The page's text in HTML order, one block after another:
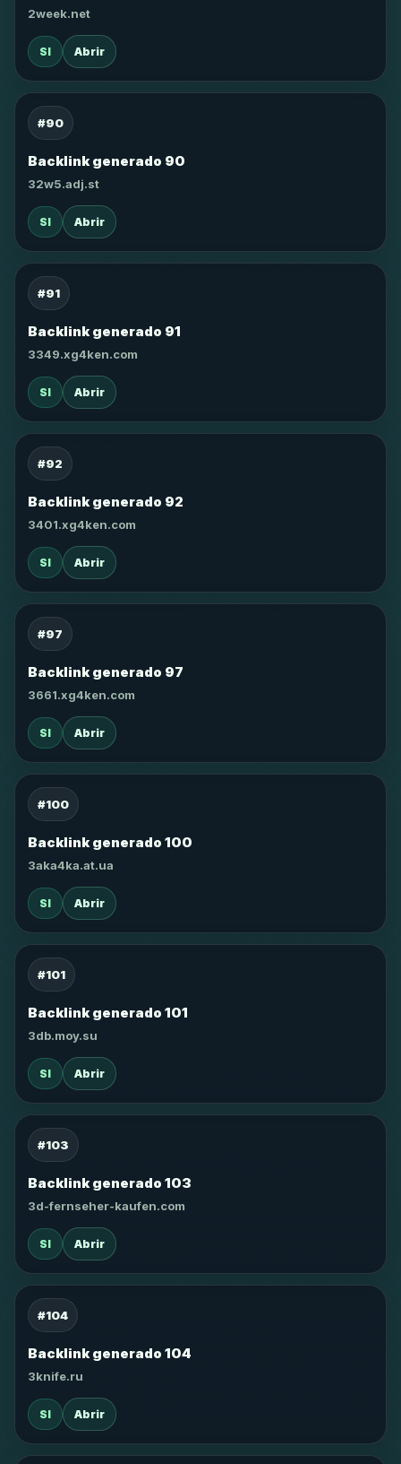
2week.net
SI Abrir
#90
Backlink generado 90
32w5.adj.st
SI Abrir
#91
Backlink generado 91
3349.xg4ken.com
SI Abrir
#92
Backlink generado 92
3401.xg4ken.com
SI Abrir
#97
Backlink generado 97
3661.xg4ken.com
SI Abrir
#100
Backlink generado 100
3aka4ka.at.ua
SI Abrir
#101
Backlink generado 101
3db.moy.su
SI Abrir
#103
Backlink generado 103
3d-fernseher-kaufen.com
SI Abrir
#104
Backlink generado 104
3knife.ru
SI Abrir